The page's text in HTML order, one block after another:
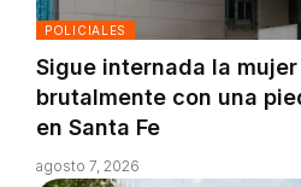
POLICIALES
Sigue internada la
brutalmente con una
en Santa Fe
agosto 7, 2026